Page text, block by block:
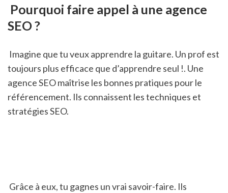
SEO ?
toujours plus efficace que d’apprendre seul !. Une
agence SEO maîtrise les bonnes pratiques pour le
référencement. Ils connaissent les techniques et
stratégies SEO.